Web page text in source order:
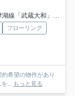
「武蔵大和」駅 徒歩26分
フローリング
... もっと見る